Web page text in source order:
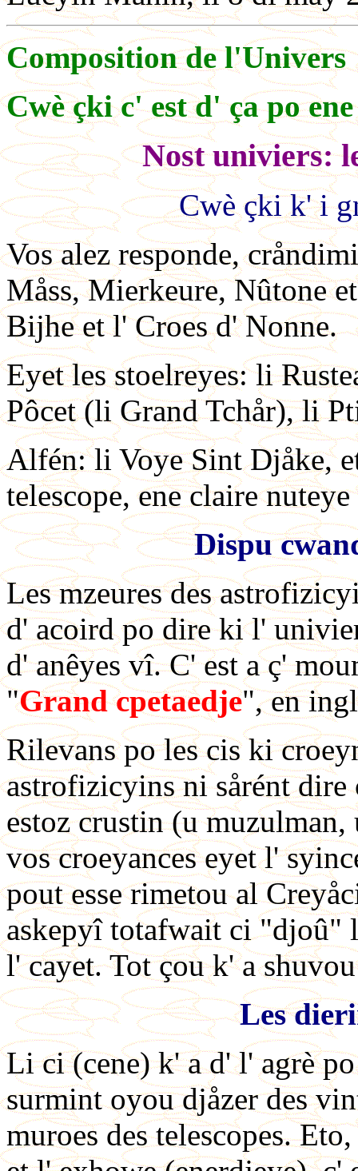
Composition de l'Univers
Cwè çki c' est d' ça po
Nost univiers:
Cwè çki k' i
Vos alez responde,
Måss, Mierkeure, Nûtone
Bijhe et l' Croes d' Nonne.
Eyet les stoelreyes: li
Pôcet (li Grand Tchår), li
Alfén: li Voye Sint Djåke,
telescope, ene claire
Dispu
Les mzeures des
d' acoird po dire ki l'
d' anêyes vî. C' est a ç'
"Grand cpetaedje", en
Rilevans po les cis ki
astrofizicyins ni sårént
estoz crustin (u
vos croeyances eyet l'
pout esse rimetou al
askepyî totafwait ci "djoû"
l' cayet. Tot çou k' a
Les
Li ci (cene) k' a d' l' agrè
surmint oyou djåzer des
muroes des telescopes.